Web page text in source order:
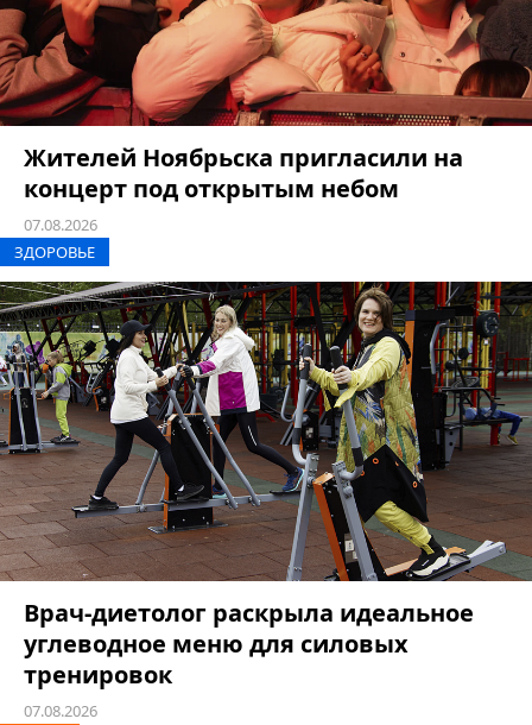
Жителей Ноябрьска пригласили на
концерт под открытым небом
07.08.2026
ЗДОРОВЬЕ
Врач-диетолог раскрыла идеальное
углеводное меню для силовых
тренировок
07.08.2026